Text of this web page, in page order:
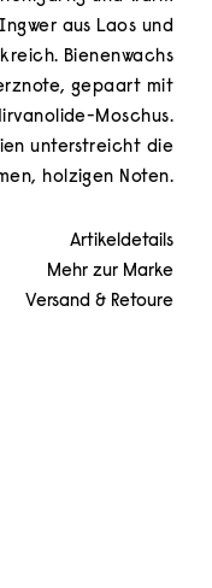
aus Laos und
Bienenwachs
gepaart mit
Moschus.
unterstreicht die
holzigen Noten.
Artikeldetails
Mehr zur Marke
Versand & Retoure